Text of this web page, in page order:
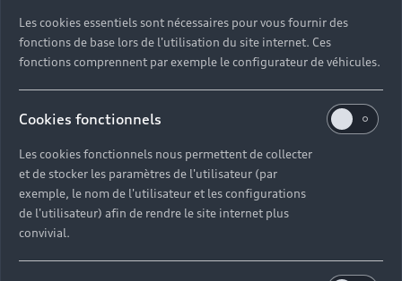
Les cookies essentiels sont nécessaires pour vous fournir des
fonctions de base lors de l'utilisation du site internet. Ces
fonctions comprennent par exemple le configurateur de véhicules.
Cookies fonctionnels
Les cookies fonctionnels nous permettent de collecter
et de stocker les paramètres de l'utilisateur (par
exemple, le nom de l'utilisateur et les configurations
de l'utilisateur) afin de rendre le site internet plus
convivial.